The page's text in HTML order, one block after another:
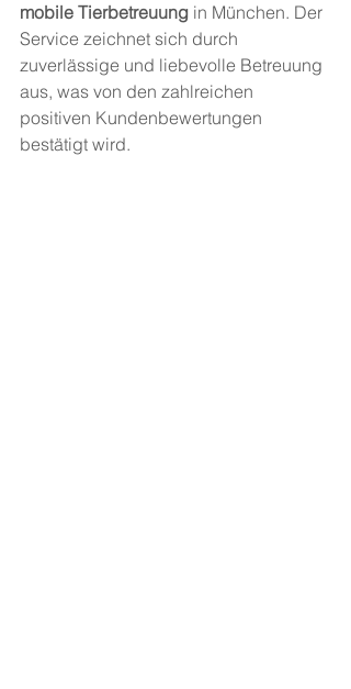
mobile Tierbetreuung in München. Der
Service zeichnet sich durch
zuverlässige und liebevolle Betreuung
aus, was von den zahlreichen
positiven Kundenbewertungen
bestätigt wird.